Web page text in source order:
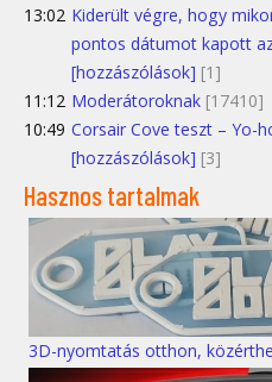
13:02 Kiderült végre, hogy
pontos dátumot kapott
[hozzászólások] [1]
11:12 Moderátoroknak [17410]
10:49 Corsair Cove teszt – Yo-
[hozzászólások] [3]
Hasznos tartalmak
3D-nyomtatás otthon,